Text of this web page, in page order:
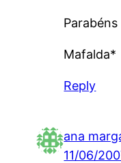
Mafalda*
Reply
ana
11/06/